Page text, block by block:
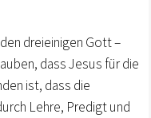
dreieinigen Gott –
dass Jesus für die
ist, dass die
Lehre, Predigt und